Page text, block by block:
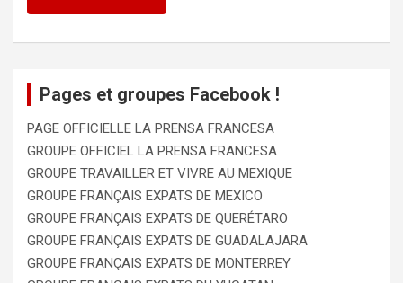
Pages et groupes Facebook !
PAGE OFFICIELLE LA PRENSA FRANCESA
GROUPE OFFICIEL LA PRENSA FRANCESA
GROUPE TRAVAILLER ET VIVRE AU MEXIQUE
GROUPE FRANÇAIS EXPATS DE MEXICO
GROUPE FRANÇAIS EXPATS DE QUERÉTARO
GROUPE FRANÇAIS EXPATS DE GUADALAJARA
GROUPE FRANÇAIS EXPATS DE MONTERREY